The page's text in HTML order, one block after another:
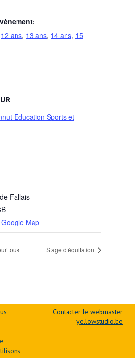
12 ans, 13 ans, 14 ans, 15
Fallais
Google Map
Education Sports et
tous Stage d’équitation
Contacter le webmaster
yellowstudio.be